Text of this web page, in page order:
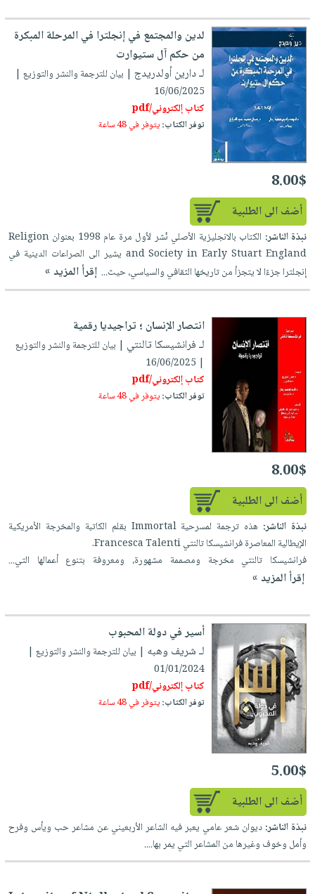
طرحها
خدمات
نيل
وفرات
انشر
كتابك
تواصل
معنا
نشرة
الإصدارات
لدين والمجتمع في إنجلترا في المرحلة المبكرة
من حكم آل ستيوارت
لـ دارين أولدريدج| بيان للترجمة والنشر والتوزيع |
16/06/2025
كتاب إلكتروني/pdf
توفر الكتاب:يتوفر في 48 ساعة
8.00$
أضف الى الطلبية
نبذة الناشر:
الكتاب بالانجليزية الأصلي نُشر لأول مرة عام 1998 بعنوان Religion
and Society in Early Stuart England يشير الى الصراعات الدينية في
إنجلترا جزءًا لا يتجزأ من تاريخها الثقافي والسياسي، حيث... إقرأ المزيد »
انتصار الإنسان ؛ تراجيديا رقمية
لـ فرانشيسكا تالنتي | بيان للترجمة والنشر والتوزيع
| 16/06/2025
كتاب إلكتروني/pdf
توفر الكتاب:يتوفر في 48 ساعة
8.00$
أضف الى الطلبية
نبذة الناشر:
هذه ترجمة لمسرحية Immortal بقلم الكاتبة والمخرجة الأمريكية
الإيطالية المعاصرة فرانشيسكا تالنتي Francesca Talenti.
فرانشيسكا تالنتي مخرجة ومصممة مشهورة، ومعروفة بتنوع أعمالها التي...
إقرأ المزيد »
أسير في دولة المحبوب
لـ شريف وهبه | بيان للترجمة والنشر والتوزيع |
01/01/2024
كتاب إلكتروني/pdf
توفر الكتاب:يتوفر في 48 ساعة
5.00$
أضف الى الطلبية
نبذة الناشر: ديوان شعر عامي يعبر فيه الشاعر الأربعيني عن مشاعر حب ويأس وفرح
وأمل وخوف وغيرها من المشاعر التي يمر بها....